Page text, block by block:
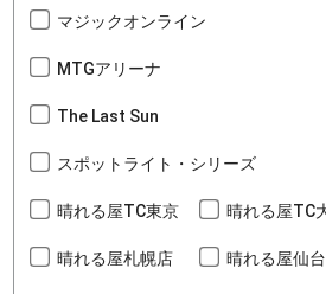
マジックオンライン
MTGアリーナ
The Last Sun
スポットライト・シリーズ
晴れる屋TC東京 晴れる屋TC
晴れる屋札幌店 晴れる屋仙